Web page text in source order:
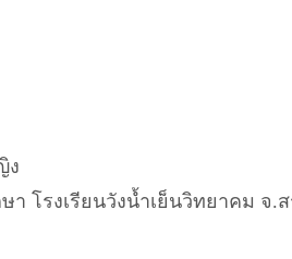
ง
โรงเรียนวังน้ำเย็นวิทยาคม